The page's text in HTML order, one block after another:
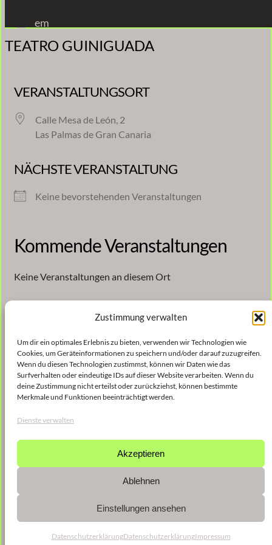
Zustimmung verwalten
Um dir ein optimales Erlebnis zu bieten, verwenden wir Technologien wie
Cookies, um Geräteinformationen zu speichern und/oder darauf zuzugreifen.
Wenn du diesen Technologien zustimmst, können wir Daten wie das
Surfverhalten oder eindeutige IDs auf dieser Website verarbeiten. Wenn du
deine Zustimmung nicht erteilst oder zurückziehst, können bestimmte
Merkmale und Funktionen beeinträchtigt werden.
Dienste verwalten
Akzeptieren
Ablehnen
Einstellungen ansehen
DatenschutzerklärungDatenschutzerklärungImpressum
Inhalt
springen
em
TEATRO GUINIGUADA
VERANSTALTUNGSORT
Calle Mesa de León, 2
Las Palmas de Gran Canaria
NÄCHSTE VERANSTALTUNG
Keine bevorstehenden Veranstaltungen
Kommende Veranstaltungen
Keine Veranstaltungen an diesem Ort
Veröffentlicht 9. Januar 2023 in